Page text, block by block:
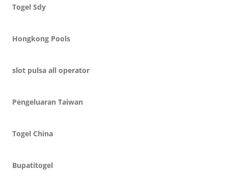
Togel Sdy
Hongkong Pools
slot pulsa all operator
Pengeluaran Taiwan
Togel China
Bupatitogel